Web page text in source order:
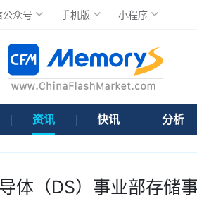
公众号 手机版 小程序
资讯 快讯 分析
体（DS）事业部存储